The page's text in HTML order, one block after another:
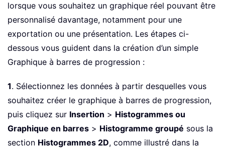
lorsque vous souhaitez un graphique réel pouvant être
personnalisé davantage, notamment pour une
exportation ou une présentation. Les étapes ci-
dessous vous guident dans la création d’un simple
Graphique à barres de progression :
1. Sélectionnez les données à partir desquelles vous
souhaitez créer le graphique à barres de progression,
puis cliquez sur Insertion > Histogrammes ou
Graphique en barres > Histogramme groupé sous la
section Histogrammes 2D, comme illustré dans la